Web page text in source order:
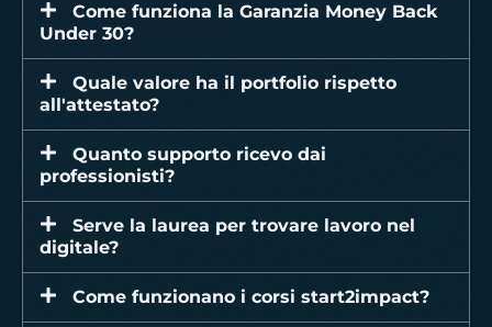
Come funziona la Garanzia Money Back
Under 30?
Quale valore ha il portfolio rispetto
all'attestato?
Quanto supporto ricevo dai
professionisti?
Serve la laurea per trovare lavoro nel
digitale?
Come funzionano i corsi start2impact?